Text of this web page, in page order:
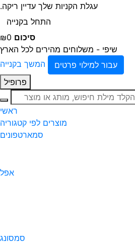
עגלת הקניות שלך עדיין ריקה.
התחל בקנייה
סיכום ₪0
שיפי - משלוחים מהירים לכל הארץ
עבור למילוי פרטים
המשך בקנייה
פרופיל
חיפוש
ראשי
מוצרים לפי קטגוריה
סמארטפונים
אפל
סמסונג